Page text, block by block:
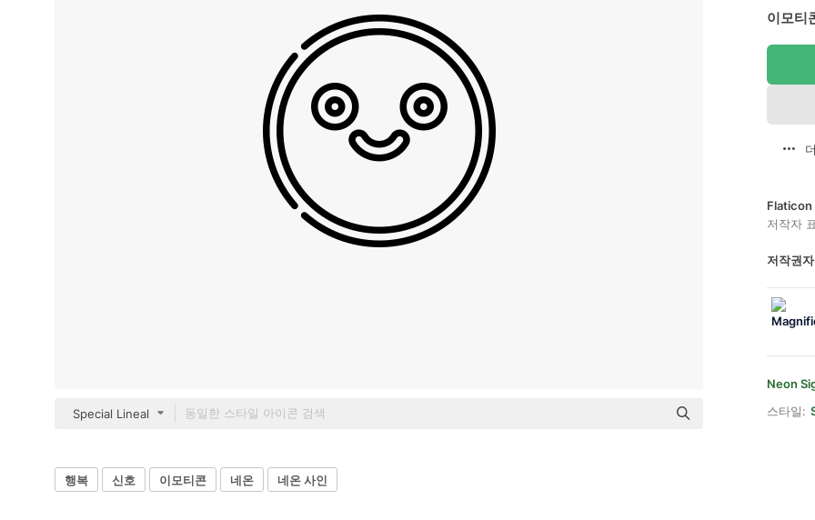
Special Lineal
이모티
Flaticon
저작자
저작권
Neon
스타일:
행복 신호 이모티콘 네온 네온 사인